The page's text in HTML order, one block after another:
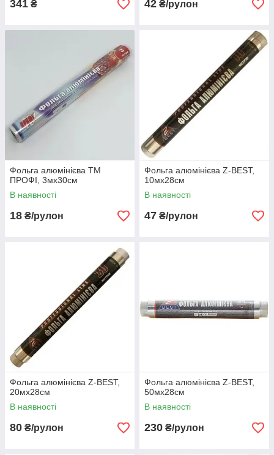
341 ₴ 42 ₴/рулон
Фольга алюмінієва ТМ
ПРОФІ, 3мх30см
В наявності
18 ₴/рулон
Фольга алюмінієва Z-ВEST,
10мх28см
В наявності
47 ₴/рулон
Фольга алюмінієва Z-ВEST,
20мх28см
В наявності
80 ₴/рулон
Фольга алюмінієва Z-ВEST,
50мх28см
В наявності
230 ₴/рулон